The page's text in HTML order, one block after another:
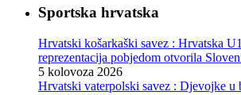
Sportska hrvatska
Hrvatski košarkaški savez : Hrvatska
reprezentacija pobjedom otvorila
5 kolovoza 2026
Hrvatski vaterpolski savez : Djevojke u